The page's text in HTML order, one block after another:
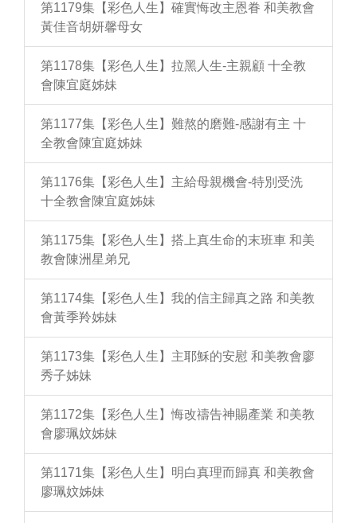
第1179集【彩色人生】確實悔改主恩眷 和美教會
黃佳音胡妍馨母女
第1178集【彩色人生】拉黑人生-主親顧 十全教
會陳宜庭姊妹
第1177集【彩色人生】難熬的磨難-感謝有主 十
全教會陳宜庭姊妹
第1176集【彩色人生】主給母親機會-特別受洗
十全教會陳宜庭姊妹
第1175集【彩色人生】搭上真生命的末班車 和美
教會陳洲星弟兄
第1174集【彩色人生】我的信主歸真之路 和美教
會黃季羚姊妹
第1173集【彩色人生】主耶穌的安慰 和美教會廖
秀子姊妹
第1172集【彩色人生】悔改禱告神賜產業 和美教
會廖珮妏姊妹
第1171集【彩色人生】明白真理而歸真 和美教會
廖珮妏姊妹